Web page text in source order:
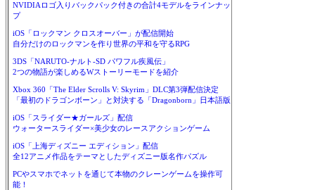
NVIDIAロゴ入りバックパック付きの合計4モデルをラインナッ
プ
iOS「ロックマン クロスオーバー」が配信開始
自分だけのロックマンを作り世界の平和を守るRPG
3DS「NARUTO-ナルト-SD パワフル疾風伝」
2つの物語が楽しめるWストーリーモードを紹介
Xbox 360「The Elder Scrolls V: Skyrim」DLC第3弾配信決定
「最初のドラゴンボーン」と対決する「Dragonborn」日本語版
iOS「スライダー★ガールズ」配信
ウォータースライダー×美少女のレースアクションゲーム
iOS「上海ディズニー エディション」配信
全12アニメ作品をテーマとしたディズニー版名作パズル
PCやスマホでネットを通じて本物のクレーンゲームを操作可
能！